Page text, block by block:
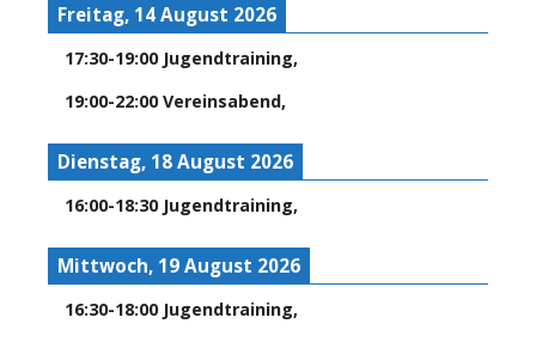
Freitag, 14 August 2026
17:30-19:00 Jugendtraining,
19:00-22:00 Vereinsabend,
Dienstag, 18 August 2026
16:00-18:30 Jugendtraining,
Mittwoch, 19 August 2026
16:30-18:00 Jugendtraining,